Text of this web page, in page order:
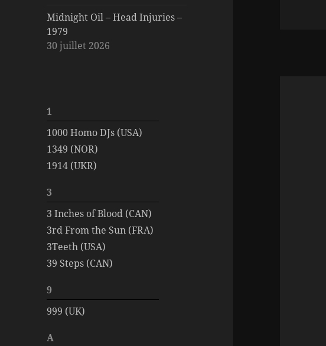
Midnight Oil – Head Injuries –
1979
30 juillet 2026
1
1000 Homo DJs (USA)
1349 (NOR)
1914 (UKR)
3
3 Inches of Blood (CAN)
3rd From the Sun (FRA)
3Teeth (USA)
39 Steps (CAN)
9
999 (UK)
A